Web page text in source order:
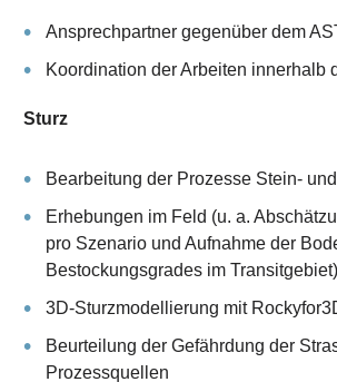
Ansprechpartner gegenüber dem
Koordination der Arbeiten innerhalb
Sturz
Bearbeitung der Prozesse Stein-
Erhebungen im Feld (u. a.
pro Szenario und Aufnahme der
Bestockungsgrades im Transitgebiet)
3D-Sturzmodellierung mit
Beurteilung der Gefährdung der
Prozessquellen